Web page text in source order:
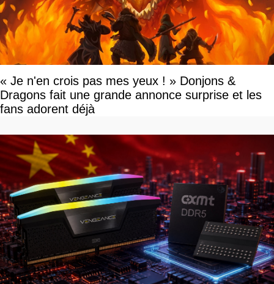
« Je n'en crois pas mes yeux ! » Donjons &
Dragons fait une grande annonce surprise et les
fans adorent déjà